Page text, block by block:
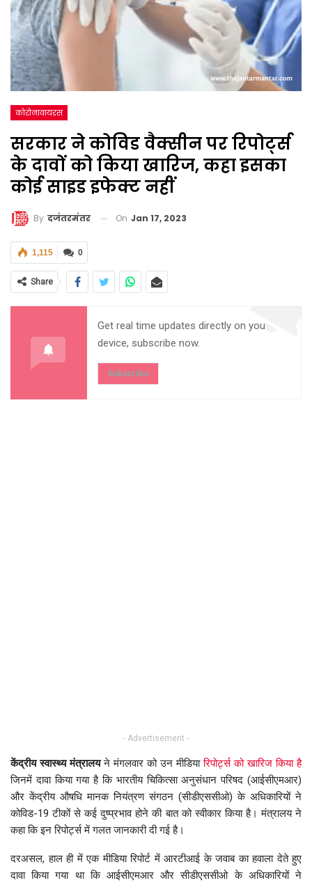
कोरोनावायरस
सरकार ने कोविड वैक्सीन पर रिपोर्ट्स
के दावों को किया खारिज, कहा इसका
कोई साइड इफेक्ट नहीं
By दजंतरमंतर On Jan 17, 2023
0
1,115
Share
Get real time updates directly on you
device, subscribe now.
Subscribe
- Advertisement -
केंद्रीय स्वास्थ्य मंत्रालयने मंगलवार को उन मीडियारिपोर्ट्स को खारिज किया है
जिनमें दावा किया गया है कि भारतीय चिकित्सा अनुसंधान परिषद (आईसीएमआर)
और केंद्रीय औषधि मानक नियंत्रण संगठन (सीडीएससीओ) के अधिकारियों ने
कोविड-19 टीकों से कई दुष्प्रभाव होने की बात को स्वीकार किया है। मंत्रालय ने
कहा कि इन रिपोर्ट्स में गलत जानकारी दी गई है।
दरअसल, हाल ही में एक मीडिया रिपोर्ट में आरटीआई के जवाब का हवाला देते हुए
दावा किया गया था कि आईसीएमआर और सीडीएससीओ के अधिकारियों ने